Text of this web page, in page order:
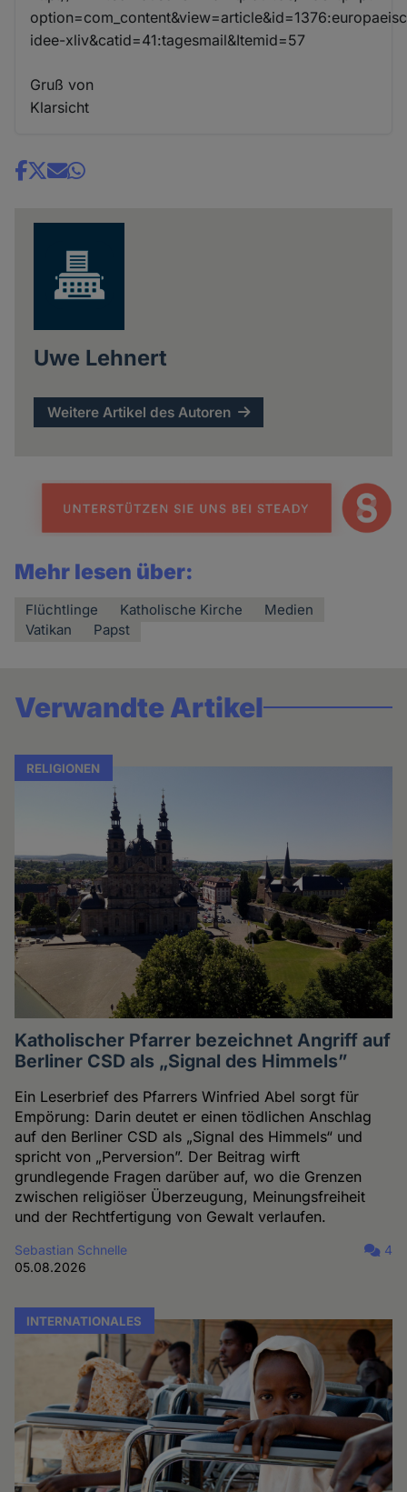
idee-xliv&catid=41:tagesmail&Itemid=57
Gruß von
Klarsicht
Share
Uwe Lehnert
Weitere Artikel des Autoren
Mehr lesen über:
Flüchtlinge Katholische Kirche
Medien
Vatikan
Papst
Verwandte Artikel
RELIGIONEN
Katholischer Pfarrer bezeichnet Angriff auf
Berliner CSD als „Signal des Himmels”
Ein Leserbrief des Pfarrers Winfried Abel sorgt für
Empörung: Darin deutet er einen tödlichen Anschlag
auf den Berliner CSD als „Signal des Himmels“ und
spricht von „Perversion”. Der Beitrag wirft
grundlegende Fragen darüber auf, wo die Grenzen
zwischen religiöser Überzeugung, Meinungsfreiheit
und der Rechtfertigung von Gewalt verlaufen.
Sebastian Schnelle
05.08.2026
4
INTERNATIONALES